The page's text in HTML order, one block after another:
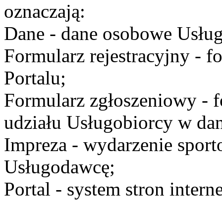
oznaczają:
Dane - dane osobowe
Formularz rejestracyjny -
Portalu;
Formularz zgłoszeniowy -
udziału Usługobiorcy w
Impreza - wydarzenie
Usługodawcę;
Portal - system stron